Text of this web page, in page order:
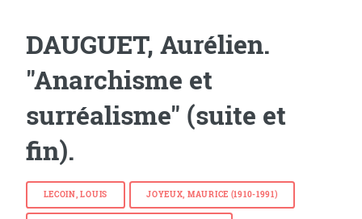
DAUGUET, Aurélien.
"Anarchisme et
surréalisme" (suite et
fin).
LECOIN, LOUIS JOYEUX, MAURICE (1910-1991)